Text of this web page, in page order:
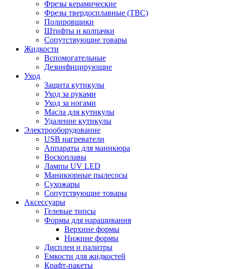
Фрезы керамические
Фрезы твердосплавные (ТВС)
Полировщики
Штифты и колпачки
Сопутствующие товары
Жидкости
Вспомогательные
Дезинфицирующие
Уход
Защита кутикулы
Уход за руками
Уход за ногами
Масла для кутикулы
Удаление кутикулы
Электрооборудование
USB нагреватели
Аппараты для маникюра
Воскоплавы
Лампы UV LED
Маникюрные пылесосы
Сухожары
Сопутствующие товары
Аксессуары
Гелевые типсы
Формы для наращивания
Верхние формы
Нижние формы
Дисплеи и палитры
Емкости для жидкостей
Крафт-пакеты